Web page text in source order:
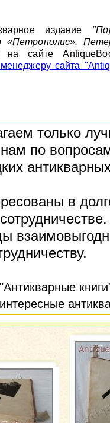
издание
«Петрополис».
на сайте
сайта
только
по
в